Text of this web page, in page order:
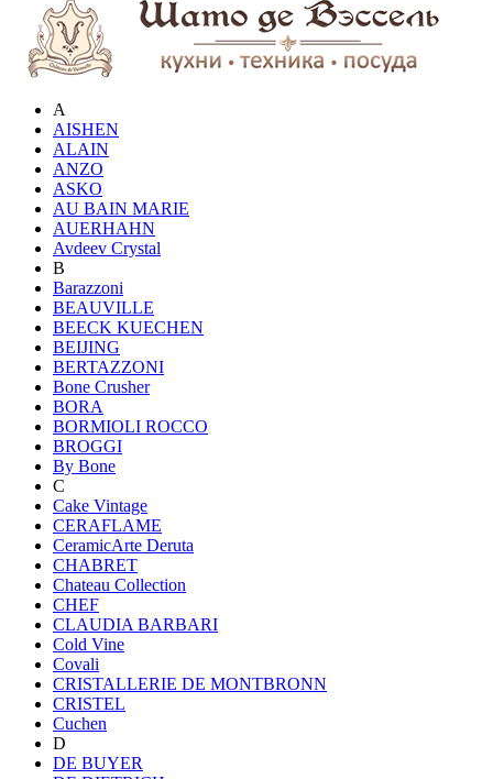
A
AISHEN
ALAIN
ANZO
ASKO
AU BAIN MARIE
AUERHAHN
Avdeev Crystal
B
Barazzoni
BEAUVILLE
BEECK KUECHEN
BEIJING
BERTAZZONI
Bone Crusher
BORA
BORMIOLI ROCCO
BROGGI
By Bone
C
Cake Vintage
CERAFLAME
CeramicArte Deruta
CHABRET
Chateau Collection
CHEF
CLAUDIA BARBARI
Cold Vine
Covali
CRISTALLERIE DE MONTBRONN
CRISTEL
Cuchen
D
DE BUYER